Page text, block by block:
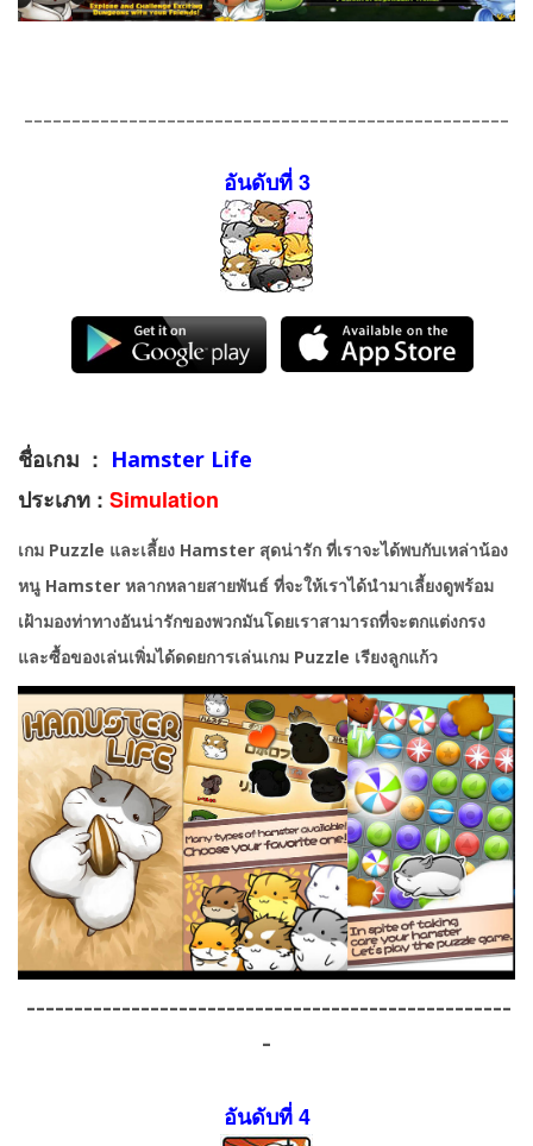
---------------------------------------------------
อันดับที่ 3
ชื่อเกม : Hamster Life
ประเภท : Simulation
เกม Puzzle และเลี้ยง Hamster สุดน่ารัก ที่เราจะได้พบกับเหล่าน้อง
หนู Hamster หลากหลายสายพันธ์ ที่จะให้เราได้นำมาเลี้ยงดูพร้อม
เฝ้ามองท่าทางอันน่ารักของพวกมันโดยเราสามารถที่จะตกแต่งกรง
และซื้อของเล่นเพิ่มได้ดดยการเล่นเกม Puzzle เรียงลูกแก้ว
---------------------------------------------------
-
อันดับที่ 4